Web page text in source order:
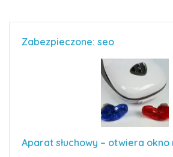
Zabezpieczone: seo
Aparat słuchowy – otwiera okno